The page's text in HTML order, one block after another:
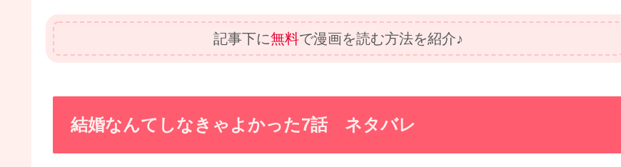
記事下に無料で漫画を読む方法を紹介♪
結婚なんてしなきゃよかった7話 ネタバレ